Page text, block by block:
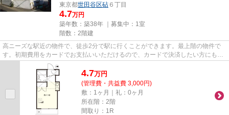
東京都世田谷区砧 ６丁目
4.7万円
築年数：築38年 ｜募集中： 1室
階数：2階建
高ニーズな駅近の物件で、徒歩2分で駅に行くことができます。最上階の物件で
す。初期費用をカードでお支払いいただけるので、カードで決済したい方にもお
すすめです。ご利用できる駅は...
4.7万円
(管理費・共益費 3,000円)
敷：1ヶ月｜礼：0ヶ月
所在階：2階
間取り：1R